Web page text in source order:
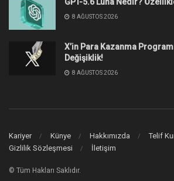
GPT-5.6 Luna Nedir?
8 AĞUSTOS 2026
X’in Para Kazanma
Değişiklik!
8 AĞUSTOS 2026
Kariyer Künye Hakkımızda
Telif
Gizlilik Sözleşmesi
İletişim
© Tüm Hakları Saklıdır.